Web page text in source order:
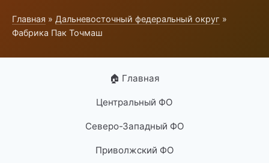
Главная » Дальневосточный федеральный округ »
Фабрика Пак Точмаш
🏠 Главная
Центральный ФО
Северо-Западный ФО
Приволжский ФО